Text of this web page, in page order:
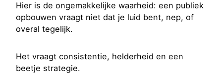
Hier is de ongemakkelijke waarheid: een publiek
opbouwen vraagt niet dat je luid bent, nep, of
overal tegelijk.
Het vraagt consistentie, helderheid en een
beetje strategie.